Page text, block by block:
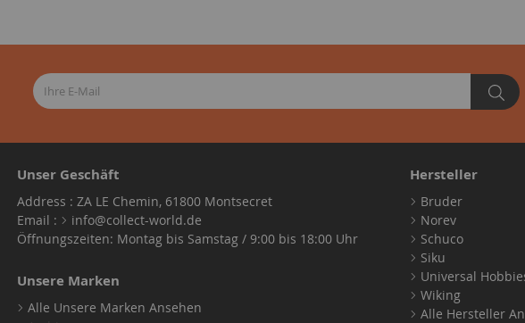
Unser Geschäft
Address : ZA LE Chemin, 61800 Montsecret
Email :
info@collect-world.de
Öffnungszeiten: Montag bis Samstag / 9:00 bis 18:00 Uhr
Unsere Marken
Alle Unsere Marken Ansehen
Hersteller
Bruder
Norev
Schuco
Siku
Universal
Wiking
Alle Hersteller